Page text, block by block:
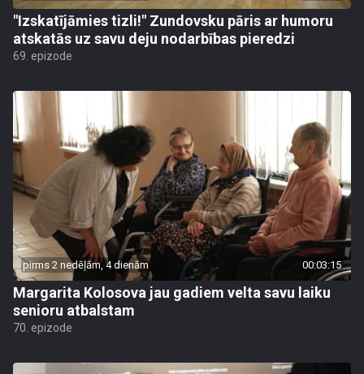
"Izskatījāmies tizli!" Zundovsku pāris ar humoru
atskatās uz savu deju nodarbības pieredzi
69. epizode
pirms 2 nedēļām, 4 dienām 00:03:15
Margarita Kolosova jau gadiem velta savu laiku
senioru atbalstam
70. epizode